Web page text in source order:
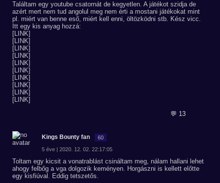
Találtam egy youtube csatornát de kegyetlen. A játékot szidja de
azért mert nem tud angolul meg nem érti a mostani játékokat mint
pl. miért van benne eső, miért kell enni, öltözködni stb. Kész vicc.
Itt egy kis anyag hozzá:
[LINK]
[LINK]
[LINK]
[LINK]
[LINK]
[LINK]
[LINK]
[LINK]
[LINK]
[LINK]
💬 13
Kings Bounty fan 60
5 éve | 2020. 12. 02. 22:17:05
Toltam egy kicsit a vonatrablást csináltam meg, nálam hallani lehet
ahogy felbőg a vga dolgozik keményen. Horgászni is kellett előtte
egy kisfiúval. Eddig tetszetős.